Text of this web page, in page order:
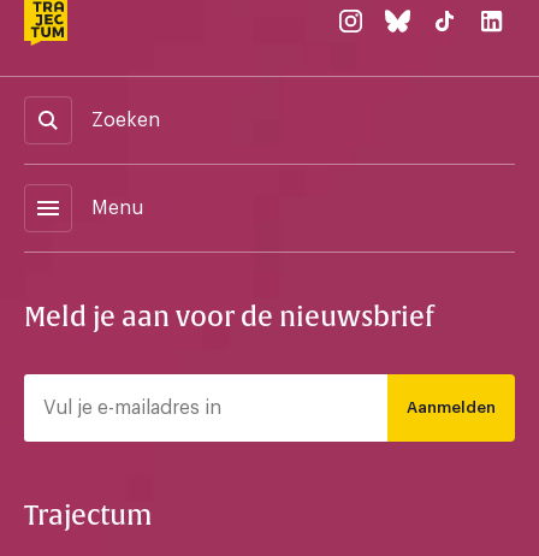
Zoeken
menu Menu
Meld je aan voor de nieuwsbrief
Aanmelden
Trajectum